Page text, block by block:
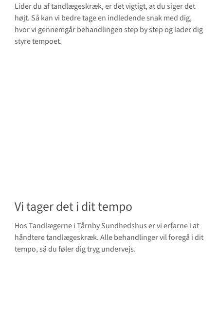
Lider du af tandlægeskræk, er det vigtigt, at du siger det
højt. Så kan vi bedre tage en indledende snak med dig,
hvor vi gennemgår behandlingen step by step og lader dig
styre tempoet.
Vi tager det i dit tempo
Hos Tandlægerne i Tårnby Sundhedshus er vi erfarne i at
håndtere tandlægeskræk. Alle behandlinger vil foregå i dit
tempo, så du føler dig tryg undervejs.